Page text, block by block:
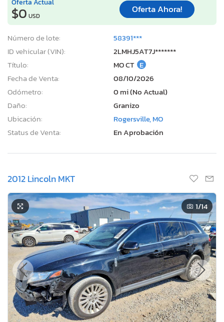
$0 USD
Oferta Ahora!
Número de lote:
58391***
ID vehicular (VIN):
2LMHJ5AT7J*******
Título:
MO CT E
Fecha de Venta:
08/10/2026
Odómetro:
0 mi (No Actual)
Daño:
Granizo
Ubicación:
Rogersville, MO
Status de Venta:
En Aprobación
2012 Lincoln MKT
1/14